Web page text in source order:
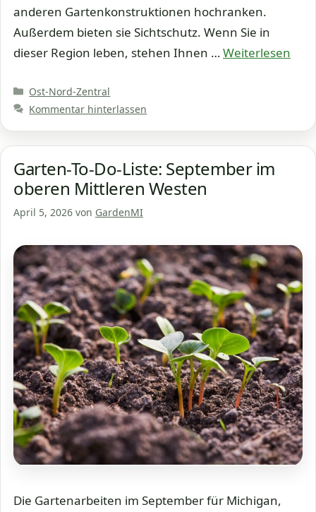
anderen Gartenkonstruktionen hochranken.
Außerdem bieten sie Sichtschutz. Wenn Sie in
dieser Region leben, stehen Ihnen …Weiterlesen
Kategorien
Ost-Nord-Zentral
Kommentar hinterlassen
Garten-To-Do-Liste: September im
oberen Mittleren Westen
April 5, 2026 von GardenMI
Die Gartenarbeiten im September für Michigan,